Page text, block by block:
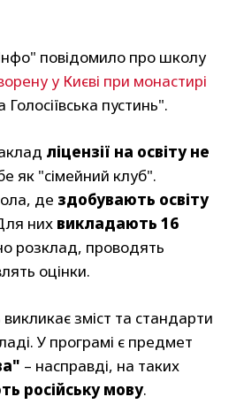
повідомило про школу
у Києві при монастирі
пустинь".
ліцензії на освіту не
як "сімейний клуб".
де здобувають освіту
них викладають 16
розклад, проводять
оцінки.
зміст та стандарти
У програмі є предмет
– насправді, на таких
російську мову.